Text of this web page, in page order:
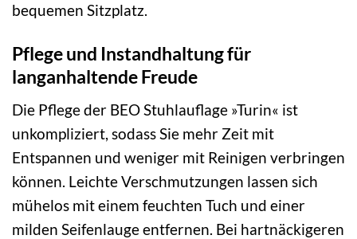
bequemen Sitzplatz.
Pflege und Instandhaltung für
langanhaltende Freude
Die Pflege der BEO Stuhlauflage »Turin« ist
unkompliziert, sodass Sie mehr Zeit mit
Entspannen und weniger mit Reinigen verbringen
können. Leichte Verschmutzungen lassen sich
mühelos mit einem feuchten Tuch und einer
milden Seifenlauge entfernen. Bei hartnäckigeren